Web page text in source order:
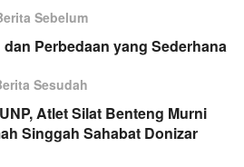
Sebelum
Perbedaan yang Sederhana
Sesudah
Atlet Silat Benteng Murni
Singgah Sahabat Donizar